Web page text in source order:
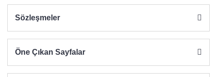
Sözleşmeler
Öne Çıkan Sayfalar